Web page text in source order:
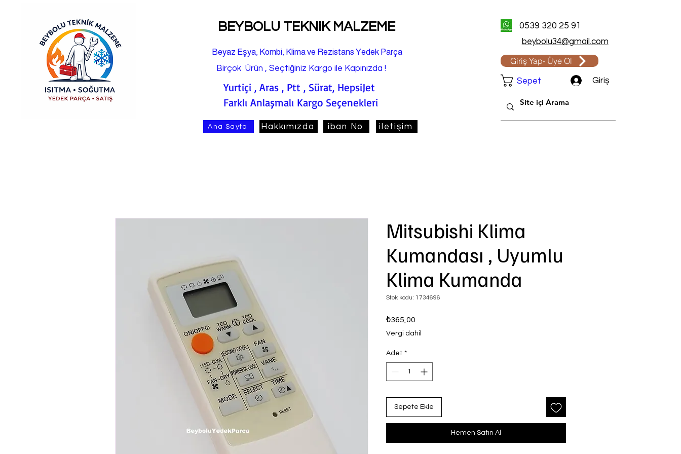
BEYBOLU TEKNiK MALZEME
Beyaz Eşya, Kombi, Klima ve Rezistans Yedek Parça
Birçok Ürün , Seçtiğiniz Kargo ile Kapınızda !
Yurtiçi , Aras , Ptt , Sürat, HepsiJet
Farklı Anlaşmalı Kargo Seçenekleri
Ana Sayfa Hakkımızda iban No iletişim
0539 320 25 91
beybolu34@gmail.com
Giriş Yap- Üye Ol
Sepet Giriş
Mitsubishi Klima
Kumandası , Uyumlu
Klima Kumanda
Stok kodu: 1734696
₺365,00
Vergi dahil
Adet *
Sepete Ekle
Hemen Satın Al